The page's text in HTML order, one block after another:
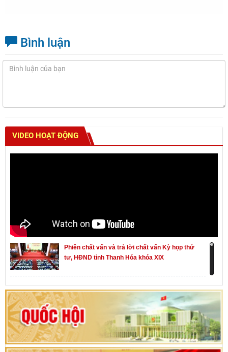
Bình luận
VIDEO HOẠT ĐỘNG
Phiên chất vấn và trả lời chất vấn Kỳ họp thứ
tư, HĐND tỉnh Thanh Hóa khóa XIX
Khai mạc kỳ họp thứ Nhất, Quốc hội khóa XVI
Hướng dẫn quy trình bỏ phiếu bầu cử ĐBQH
khoá XVI và đại biểu HĐND các cấp nhiệm kỳ
2026-2031